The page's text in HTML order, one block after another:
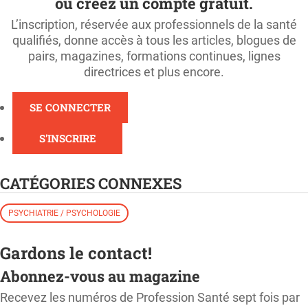
L’inscription, réservée aux professionnels de la santé
qualifiés, donne accès à tous les articles, blogues de
pairs, magazines, formations continues, lignes
directrices et plus encore.
SE CONNECTER
S'INSCRIRE
CATÉGORIES CONNEXES
PSYCHIATRIE / PSYCHOLOGIE
Gardons le contact!
Abonnez-vous au magazine
Recevez les numéros de Profession Santé sept fois par